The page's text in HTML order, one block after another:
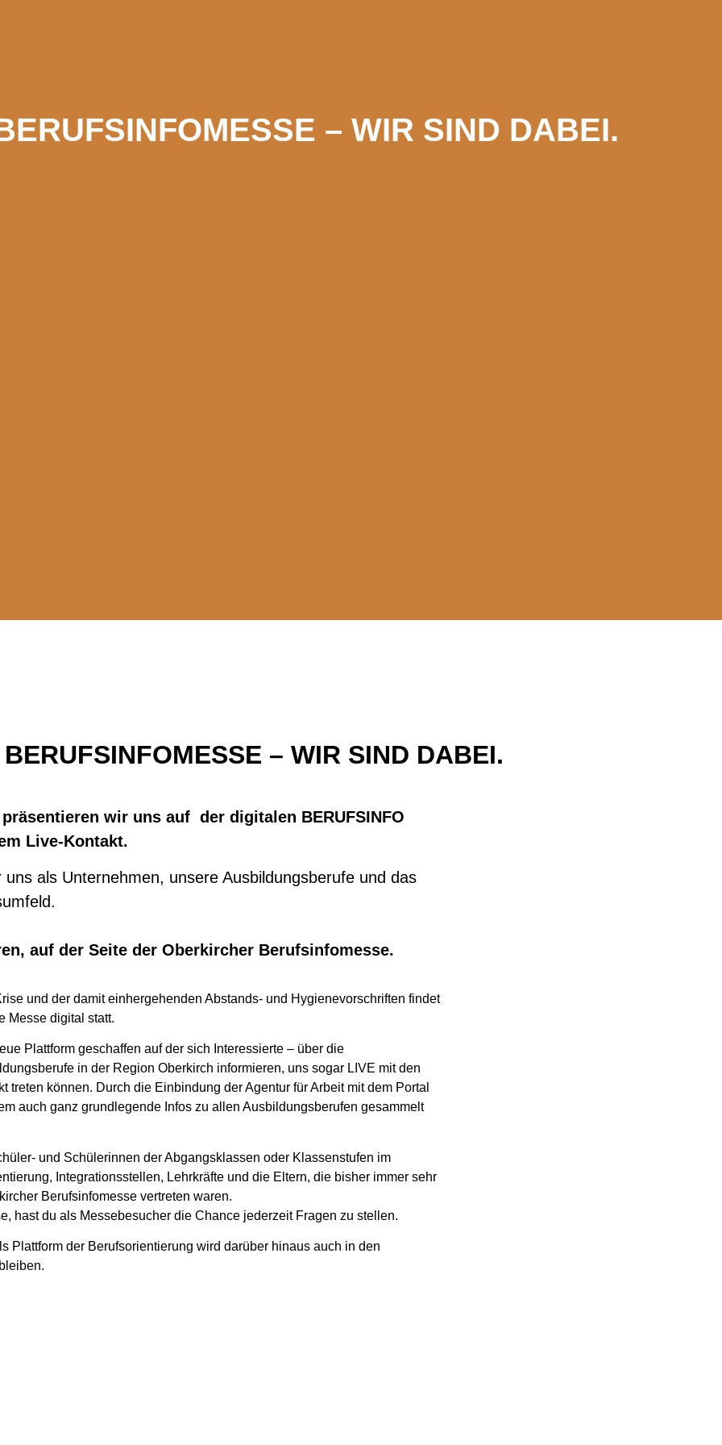
– WIR SIND DABEI.
– WIR SIND DABEI.
wir uns auf der digitalen BERUFSINFO
Live-Kontakt.
als Unternehmen, unsere Ausbildungsberufe und das
auf der Seite der Oberkircher Berufsinfomesse.
und der damit einhergehenden Abstands- und Hygienevorschriften findet
Messe digital statt.
Plattform geschaffen auf der sich Interessierte – über die
in der Region Oberkirch informieren, uns sogar LIVE mit den
treten können. Durch die Einbindung der Agentur für Arbeit mit dem Portal
auch ganz grundlegende Infos zu allen Ausbildungsberufen gesammelt
und Schülerinnen der Abgangsklassen oder Klassenstufen im
Integrationsstellen, Lehrkräfte und die Eltern, die bisher immer sehr
Berufsinfomesse vertreten waren.
hast du als Messebesucher die Chance jederzeit Fragen zu stellen.
Plattform der Berufsorientierung wird darüber hinaus auch in den